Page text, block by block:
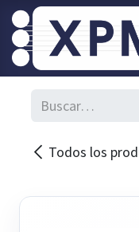
Ir al contenido
Todos los